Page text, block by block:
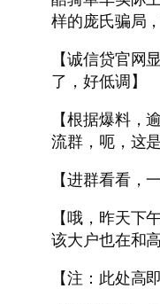
样的庞氏骗局
【诚信贷官网
了，好低调】
【根据爆料
流群，呃，这
【进群看看，
【哦，昨天
该大户也在和
【注：此处高